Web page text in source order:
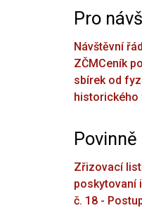
Pro
Návštěvní řád
ZČMCeník
sbírek od
historického
Zřizovací
poskytovaní
č. 18 -